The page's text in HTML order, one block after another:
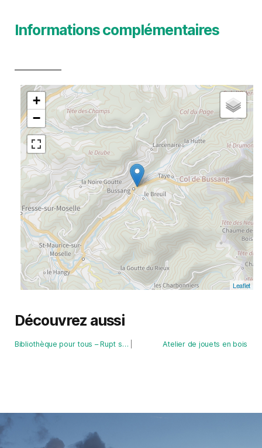
Informations complémentaires
+
−
Leaflet
Découvrez aussi
Bibliothèque pour tous – Rupt sur Moselle Atelier de jouets en bois